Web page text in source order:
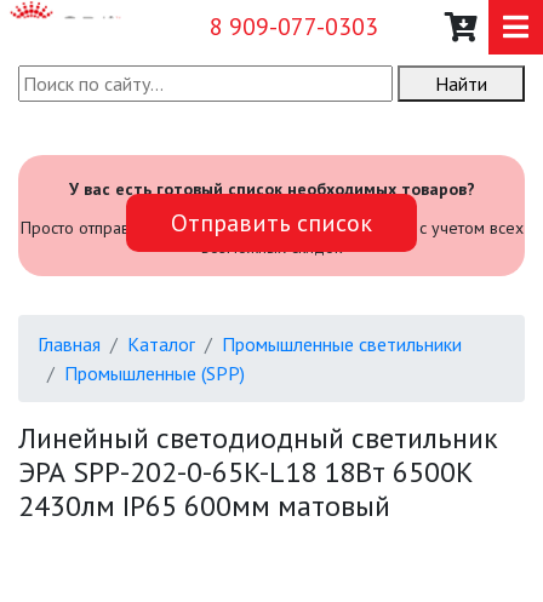
8 909-077-0303
О КОМПАНИИ
САДОВЫЙ ИНВЕНТАРЬ И
ИНСТРУМЕНТЫ
БЫТОВЫЕ ЖКХ (SPB)
ОФИСНЫЕ (SPL, SPO, LED-LP)
Найти
У вас есть готовый список необходимых товаров?
Просто отправьте его нам и мы посчитаем стоимость с учетом всех
возможных скидок
Отправить список
Главная Каталог
Промышленные светильники
Промышленные (SPP)
Линейный светодиодный светильник
ЭРА SPP-202-0-65K-L18 18Вт 6500К
2430лм IP65 600мм матовый